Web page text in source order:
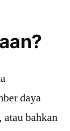
daya
bahkan